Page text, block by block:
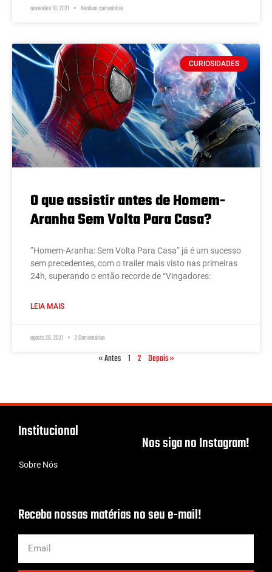
novembro 18, 2021 Nenhum comentário
CURIOSIDADES
O que assistir antes de Homem-
Aranha Sem Volta Para Casa?
”Homem-Aranha: Sem Volta Para Casa” já é um sucesso
sem precedentes, com o trailer mais visto nas primeiras
24h, superando o então recorde de “Vingadores:
LEIA MAIS
agosto 26, 2021 2 Comentários
« Antes 1 2 Depois »
Institucional
Sobre Nós
Nos siga no Instagram!
Receba nossas matérias no seu e-mail!